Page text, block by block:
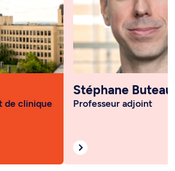
de clinique
Stéphane Buteau
Professeur adjoint